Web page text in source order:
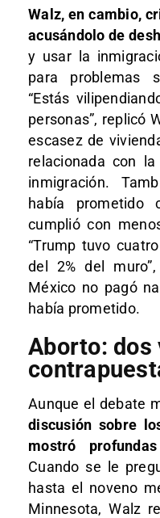
Walz, en cambio,
acusándolo de
y usar la
para problemas
“Estás
personas”, replicó
escasez de
relacionada con
inmigración.
había prometido
cumplió con
“Trump tuvo
del 2% del
México no pagó
había prometido.
Aborto: dos
Aunque el debate
discusión sobre
mostró
Cuando se le
hasta el noveno
Minnesota, Walz